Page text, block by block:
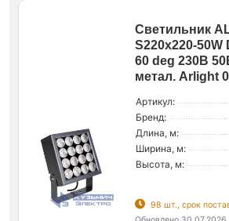
Светильник
S220x220-50W
60 deg 230В
метал. Arlight
Артикул:
Бренд:
Длина, м:
Ширина, м:
Высота, м:
98 шт., срок